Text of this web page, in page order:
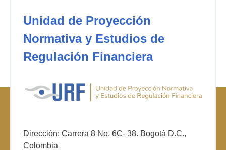
Unidad de Proyección
Normativa y Estudios de
Regulación Financiera
Dirección: Carrera 8 No. 6C- 38. Bogotá D.C.,
Colombia